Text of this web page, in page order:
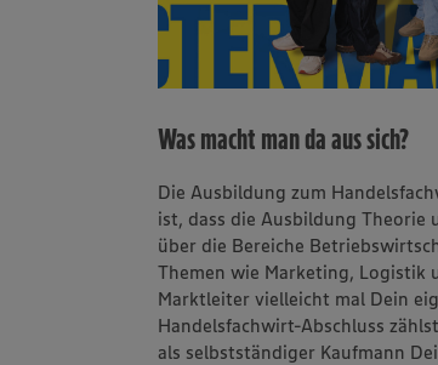
Was macht man da aus sich?
Die Ausbildung zum
ist, dass die Ausbildung Theorie
über die Bereiche
Themen wie Marketing, Logistik
Marktleiter vielleicht mal Dein
Handelsfachwirt-Abschluss
als selbstständiger Kaufmann